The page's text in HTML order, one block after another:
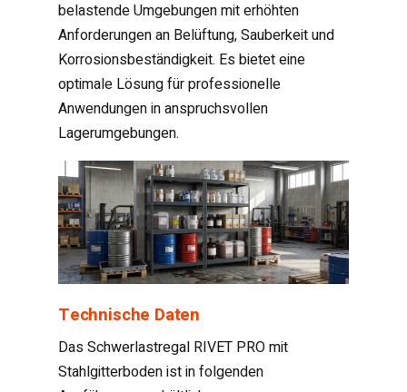
belastende Umgebungen mit erhöhten
Anforderungen an Belüftung, Sauberkeit und
Korrosionsbeständigkeit. Es bietet eine
optimale Lösung für professionelle
Anwendungen in anspruchsvollen
Lagerumgebungen.
Technische Daten
Das Schwerlastregal RIVET PRO mit
Stahlgitterboden ist in folgenden